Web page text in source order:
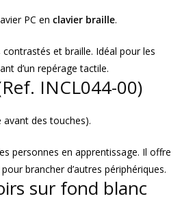
PC en clavier braille.
et braille. Idéal pour les
d’un repérage tactile.
INCL044-00)
des touches).
personnes en apprentissage. Il offre
pour brancher d’autres périphériques.
sur fond blanc